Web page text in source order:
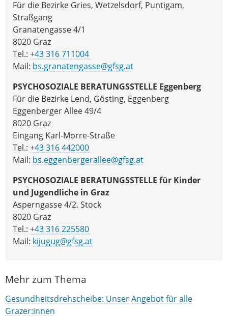
Für die Bezirke Gries, Wetzelsdorf, Puntigam,
Straßgang
Granatengasse 4/1
8020 Graz
Tel.: +43 316 711004
Mail: bs.granatengasse@gfsg.at
PSYCHOSOZIALE BERATUNGSSTELLE Eggenberg
Für die Bezirke Lend, Gösting, Eggenberg
Eggenberger Allee 49/4
8020 Graz
Eingang Karl-Morre-Straße
Tel.: +43 316 442000
Mail: bs.eggenbergerallee@gfsg.at
PSYCHOSOZIALE BERATUNGSSTELLE für Kinder
und Jugendliche in Graz
Asperngasse 4/2. Stock
8020 Graz
Tel.: +43 316 225580
Mail: kijugug@gfsg.at
Mehr zum Thema
Gesundheitsdrehscheibe: Unser Angebot für alle
Grazer:innen